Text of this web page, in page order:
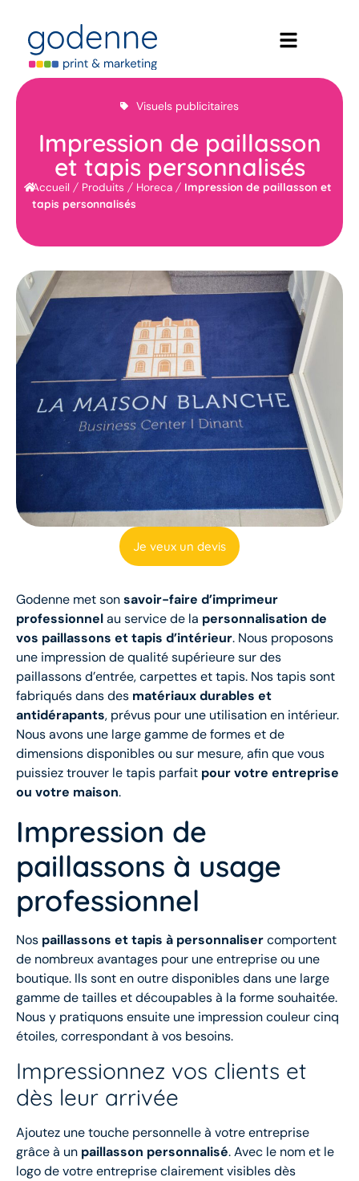
Visuels publicitaires
Impression de paillasson
et tapis personnalisés
Accueil / Produits / Horeca / Impression de paillasson et
tapis personnalisés
Je veux un devis
Godenne met sonsavoir-faire d’imprimeur
professionnelau service de la personnalisation de
vos paillassons et tapis d’intérieur. Nous proposons
une impression de qualité supérieure sur des
paillassons d’entrée, carpettes et tapis. Nos tapis sont
fabriqués dans des matériaux durables et
antidérapants, prévus pour une utilisation en intérieur.
Nous avons une large gamme de formes et de
dimensions disponibles ou sur mesure, afin que vous
puissiez trouver le tapis parfait pour votre entreprise
ou votre maison.
Impression de
paillassons à usage
professionnel
Nos paillassons et tapis à personnalisercomportent
de nombreux avantages pour une entreprise ou une
boutique. Ils sont en outre disponibles dans une large
gamme de tailles et découpables à la forme souhaitée.
Nous y pratiquons ensuite une impression couleur cinq
étoiles, correspondant à vos besoins.
Impressionnez vos clients et
dès leur arrivée
Ajoutez une touche personnelle à votre entreprise
grâce à un paillasson personnalisé. Avec le nom et le
logo de votre entreprise clairement visibles dès